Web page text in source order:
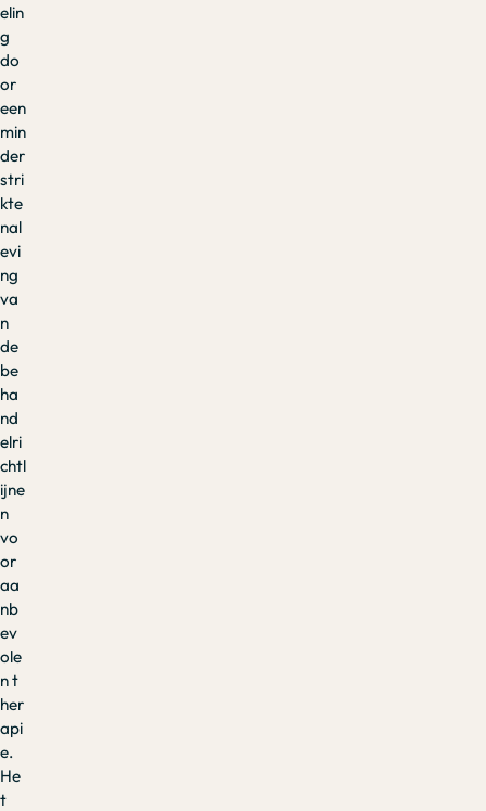
elin
g
do
or
een
min
der
stri
kte
nal
evi
ng
va
n
de
be
ha
nd
elri
chtl
ijne
n
vo
or
aa
nb
ev
ole
n t
her
api
e.
He
t